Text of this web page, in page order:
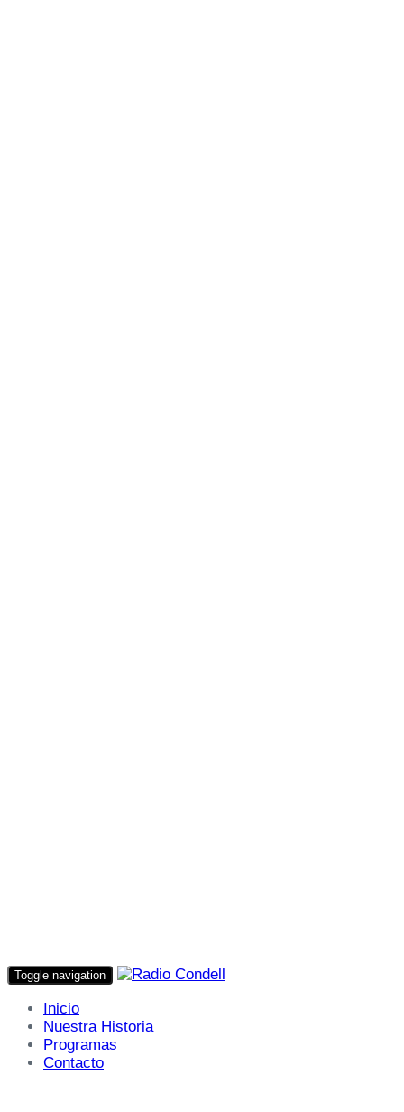
Toggle navigation
Inicio
Nuestra Historia
Programas
Contacto